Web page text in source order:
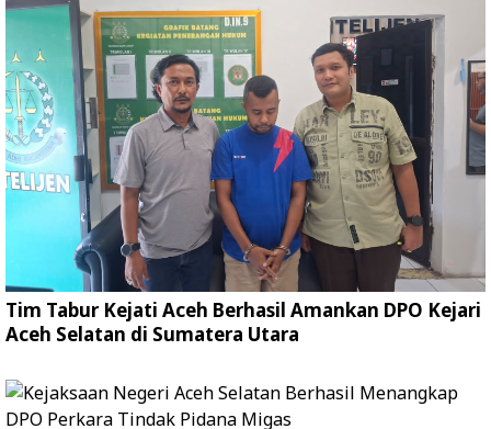
Tim Tabur Kejati Aceh Berhasil Amankan DPO Kejari
Aceh Selatan di Sumatera Utara